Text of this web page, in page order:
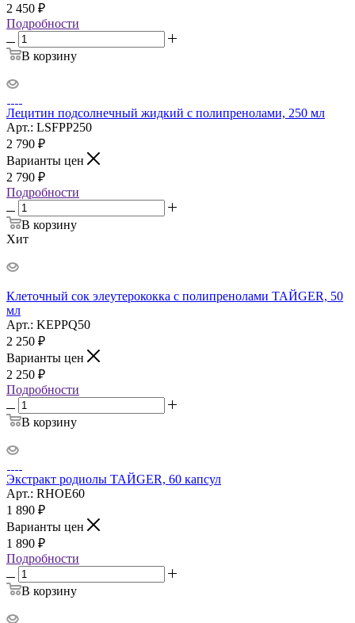
2 450 ₽
Подробности
В корзину
Лецитин подсолнечный жидкий с полипренолами, 250 мл
Арт.: LSFPP250
2 790 ₽
Варианты цен
2 790 ₽
Подробности
В корзину
Хит
Клеточный сок элеутерококка с полипренолами ТАЙGER, 50
мл
Арт.: KEPPQ50
2 250 ₽
Варианты цен
2 250 ₽
Подробности
В корзину
Экстракт родиолы ТАЙGER, 60 капсул
Арт.: RHOE60
1 890 ₽
Варианты цен
1 890 ₽
Подробности
В корзину